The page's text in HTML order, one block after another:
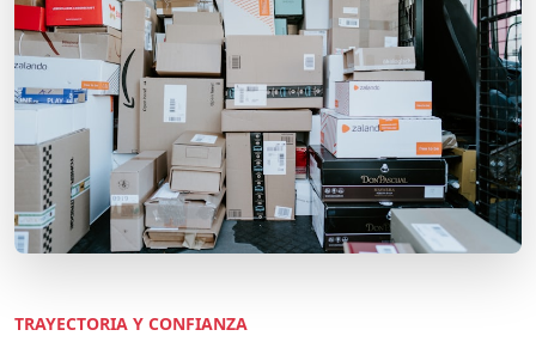
TRAYECTORIA Y CONFIANZA